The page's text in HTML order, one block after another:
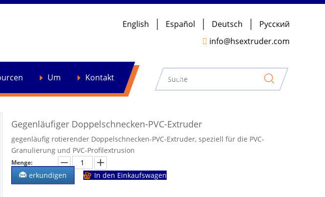
English Español Deutsch
Pусский
 info@hsextruder.com
Um Kontakt Nachrichten
Gegenläufiger Doppelschnecken-PVC-Extruder
gegenläufig rotierender Doppelschnecken-PVC-Extruder, speziell für die PVC-
Granulierung und PVC-Profilextrusion
Menge:
erkundigen In den Einkaufswagen